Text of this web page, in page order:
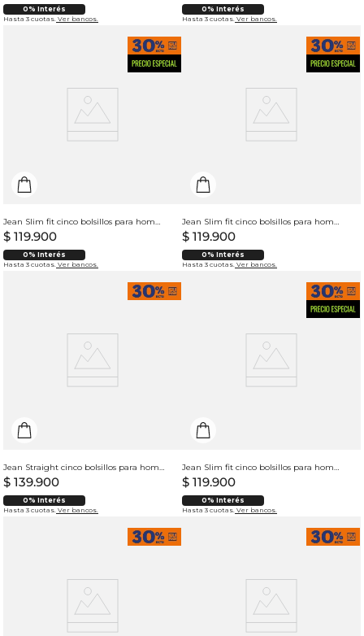
0% Interés
Hasta 3 cuotas. Ver bancos.
0% Interés
Hasta 3 cuotas. Ver bancos.
Jean Slim fit cinco bolsillos para hombre
$ 119.900
0% Interés
Hasta 3 cuotas. Ver bancos.
Jean Slim fit cinco bolsillos para hombre
$ 119.900
0% Interés
Hasta 3 cuotas. Ver bancos.
Jean Straight cinco bolsillos para hombre
$ 139.900
0% Interés
Hasta 3 cuotas. Ver bancos.
Jean Slim fit cinco bolsillos para hombre
$ 119.900
0% Interés
Hasta 3 cuotas. Ver bancos.